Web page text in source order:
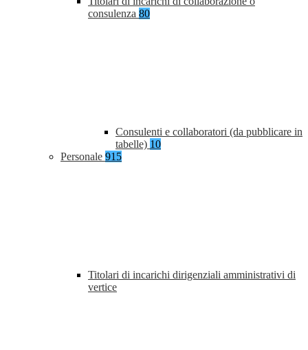
consulenza 80
Consulenti e collaboratori (da pubblicare in
tabelle) 10
Personale 915
Titolari di incarichi dirigenziali amministrativi di
vertice